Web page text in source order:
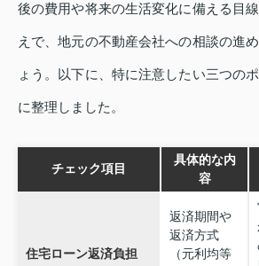
後の費用や将来の生活変化に備える目
えで、地元の不動産会社への相談の進
ょう。以下に、特に注意したい三つの
に整理しました。
チェック項目
具体的な内
容
住宅ローン返済負担
返済期間や
返済方式
（元利均等